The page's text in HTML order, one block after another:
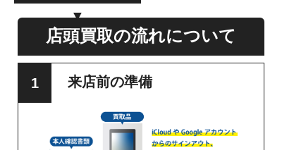
店頭買取の流れについて
来店前の準備